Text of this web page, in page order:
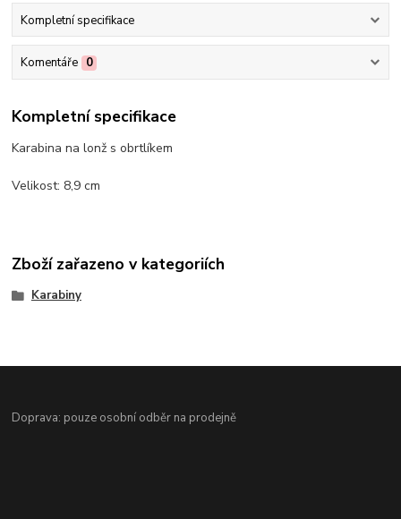
Kompletní specifikace
Komentáře 0
Kompletní specifikace
Karabina na lonž s obrtlíkem
Velikost: 8,9 cm
Zboží zařazeno v kategoriích
Karabiny
Doprava: pouze osobní odběr na prodejně